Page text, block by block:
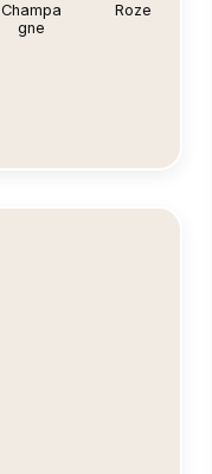
Champa
gne
Roze